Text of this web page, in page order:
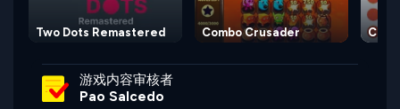
Two Dots Remastered Combo Crusader
游戏内容审核者
Pao Salcedo